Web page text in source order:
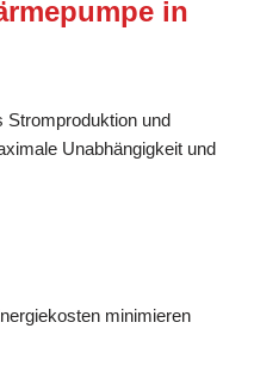
in
Stromproduktion und
Unabhängigkeit und
minimieren